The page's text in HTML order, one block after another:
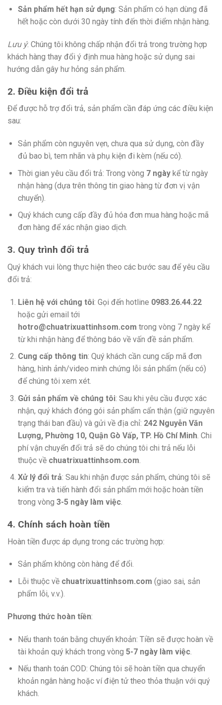
Sản phẩm hết hạn sử dụng: Sản phẩm có hạn dùng đã
hết hoặc còn dưới 30 ngày tính đến thời điểm nhận hàng.
Lưu ý: Chúng tôi không chấp nhận đổi trả trong trường hợp
khách hàng thay đổi ý định mua hàng hoặc sử dụng sai
hướng dẫn gây hư hỏng sản phẩm.
2. Điều kiện đổi trả
Để được hỗ trợ đổi trả, sản phẩm cần đáp ứng các điều kiện
sau:
Sản phẩm còn nguyên vẹn, chưa qua sử dụng, còn đầy
đủ bao bì, tem nhãn và phụ kiện đi kèm (nếu có).
Thời gian yêu cầu đổi trả: Trong vòng 7 ngàykể từ ngày
nhận hàng (dựa trên thông tin giao hàng từ đơn vị vận
chuyển).
Quý khách cung cấp đầy đủ hóa đơn mua hàng hoặc mã
đơn hàng để xác nhận giao dịch.
3. Quy trình đổi trả
Quý khách vui lòng thực hiện theo các bước sau để yêu cầu
đổi trả:
Liên hệ với chúng tôi: Gọi đến hotline 0983.26.44.22
hoặc gửi email tới
hotro@chuatrixuattinhsom.com trong vòng 7 ngày kể
từ khi nhận hàng để thông báo về vấn đề sản phẩm.
Cung cấp thông tin: Quý khách cần cung cấp mã đơn
hàng, hình ảnh/video minh chứng lỗi sản phẩm (nếu có)
để chúng tôi xem xét.
Gửi sản phẩm về chúng tôi: Sau khi yêu cầu được xác
nhận, quý khách đóng gói sản phẩm cẩn thận (giữ nguyên
trạng thái ban đầu) và gửi về địa chỉ: 242 Nguyễn Văn
Lượng, Phường 10, Quận Gò Vấp, TP. Hồ Chí Minh. Chi
phí vận chuyển đổi trả sẽ do chúng tôi chi trả nếu lỗi
thuộc về chuatrixuattinhsom.com
Xử lý đổi trả: Sau khi nhận được sản phẩm, chúng tôi sẽ
kiểm tra và tiến hành đổi sản phẩm mới hoặc hoàn tiền
trong vòng 3-5 ngày làm việc.
4. Chính sách hoàn tiền
Hoàn tiền được áp dụng trong các trường hợp:
Sản phẩm không còn hàng để đổi.
Lỗi thuộc về chuatrixuattinhsom.com (giao sai, sản
phẩm lỗi, v.v.).
Phương thức hoàn tiền:
Nếu thanh toán bằng chuyển khoản: Tiền sẽ được hoàn về
tài khoản quý khách trong vòng 5-7 ngày làm việc.
Nếu thanh toán COD: Chúng tôi sẽ hoàn tiền qua chuyển
khoản ngân hàng hoặc ví điện tử theo thỏa thuận với quý
khách.